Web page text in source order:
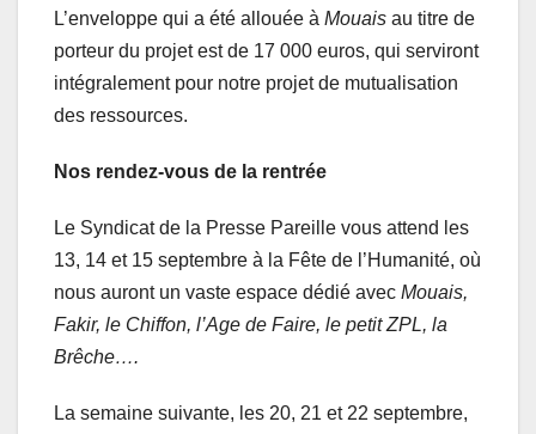
L’enveloppe qui a été allouée à Mouais au titre de
porteur du projet est de 17 000 euros, qui serviront
intégralement pour notre projet de mutualisation
des ressources.
Nos rendez-vous de la rentrée
Le Syndicat de la Presse Pareille vous attend les
13, 14 et 15 septembre à la Fête de l’Humanité, où
nous auront un vaste espace dédié avec Mouais,
Fakir, le Chiffon, l’Age de Faire, le petit ZPL, la
Brêche….
La semaine suivante, les 20, 21 et 22 septembre,